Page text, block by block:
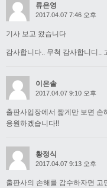
류은영
2017.04.07 7:46 오후
기사 보고 왔습니다
감사합니다.. 무척 감사합니디..
이은솔
2017.04.07 9:10 오후
출판사입장에서 짧게만 보면
응원하겠습니다!!
황정식
2017.04.07 9:13 오후
출판사의 손해를 감수하자면 고